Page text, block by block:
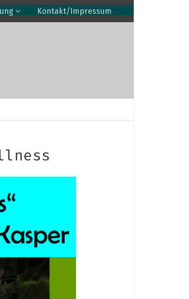
Kontakt/Impressum